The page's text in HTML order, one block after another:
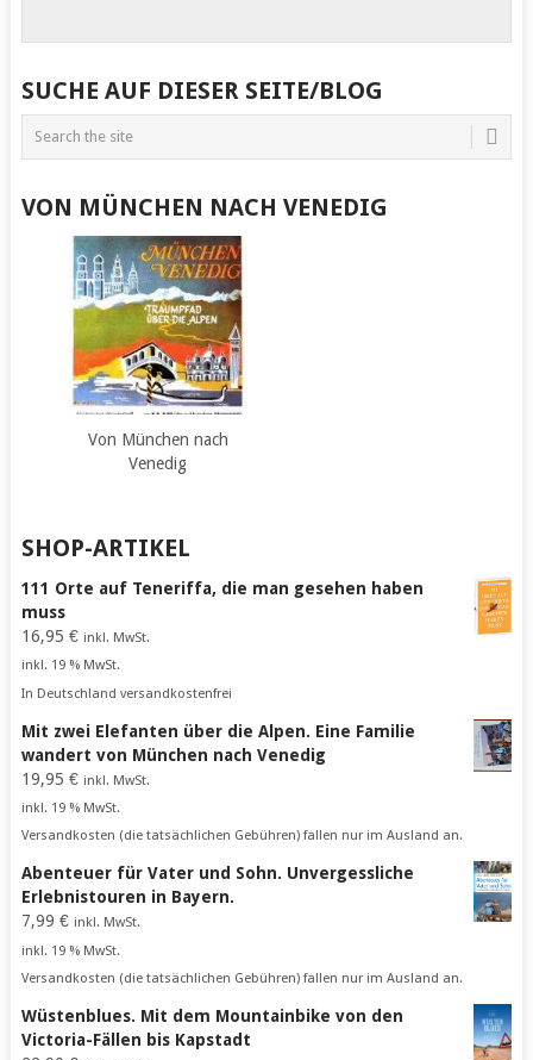
SUCHE AUF DIESER SEITE/BLOG
VON MÜNCHEN NACH VENEDIG
Von München nach
Venedig
SHOP-ARTIKEL
111 Orte auf Teneriffa, die man gesehen haben
muss
16,95 € inkl. MwSt.
inkl. 19 % MwSt.
In Deutschland versandkostenfrei
Mit zwei Elefanten über die Alpen. Eine Familie
wandert von München nach Venedig
19,95 € inkl. MwSt.
inkl. 19 % MwSt.
Versandkosten (die tatsächlichen Gebühren) fallen nur im Ausland an.
Abenteuer für Vater und Sohn. Unvergessliche
Erlebnistouren in Bayern.
7,99 € inkl. MwSt.
inkl. 19 % MwSt.
Versandkosten (die tatsächlichen Gebühren) fallen nur im Ausland an.
Wüstenblues. Mit dem Mountainbike von den
Victoria-Fällen bis Kapstadt